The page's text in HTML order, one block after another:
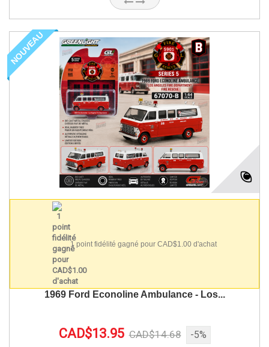
NOUVEAU
1 point fidélité gagné pour CAD$1.00 d'achat
1969 Ford Econoline Ambulance - Los...
CAD$13.95 CAD$14.68 -5%